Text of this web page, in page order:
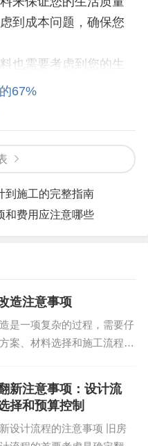
到成本问题，确保您
也需要考虑到您的生
，如果您有过敏，那
质和先进的新材料来
如果您有宠物，那么
料，以防止您的宠物
料还需要考虑到施工
长 DIY，那么您可能
的寿命和维护也是关
料能够承受日常使用
良好的外观和质量。
和便捷的材料，以便
一个重要组成部分，
择合适的材料。否
中遇到各种问题，无
的生活质量。"
67%
到施工的完整指南
和费用应注意哪些
造注意事项
是一项复杂的过程，需要仔
案、材料选择和施工流程。
计方案需要根据您的个人风
进行规划...
新注意事项：设计流
择和预算控制
设计流程的注意事项 旧房